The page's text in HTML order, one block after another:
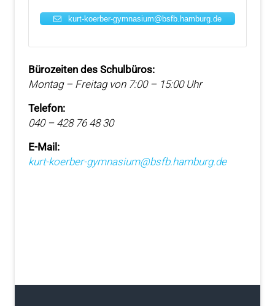
kurt-koerber-gymnasium@bsfb.hamburg.de
Bürozeiten des Schulbüros:
Montag – Freitag von 7:00 – 15:00 Uhr
Telefon:
040 – 428 76 48 30
E-Mail:
kurt-koerber-gymnasium@bsfb.hamburg.de